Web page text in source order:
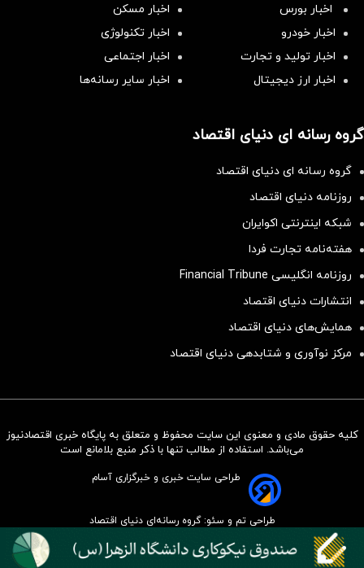
سرمایه‌گذاری همسنگ با شاخص
اخبار بورس
اخبار مسکن
اخبار خودرو
اخبار تکنولوژی
اخبار تولید و تجارت
اخبار اجتماعی
اخبار ارز دیجیتال
اخبار سایر رسانه‌‌ها
گروه رسانه ای دنیای اقتصاد
گروه رسانه ای دنیای اقتصاد
روزنامه دنیای اقتصاد
شبکه اینترنتی اکوایران
هفته‌نامه تجارت فردا
روزنامه انگلیسی Financial Tribune
انتشارات دنیای اقتصاد
همایش‌های دنیای اقتصاد
مرکز نوآوری و شتابدهی دنیای اقتصاد
کلیه حقوق مادی و معنوی این سایت محفوظ و متعلق به پایگاه خبری اقتصادنیوز
می‌باشد. استفاده از مطالب تنها با ذکر منبع بلامانع است
طراحی سایت خبری و خبرگزاری آسام
طراحی تم و سئو: گروه رسانه‌ای دنیای اقتصاد